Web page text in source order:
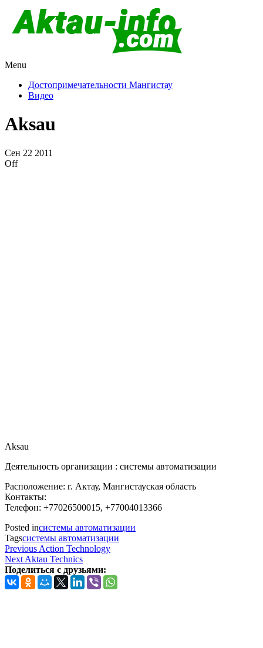
Казахстан
Menu
Достопримечательности Мангистау
Видео
Aksau
Сен 22 2011
Off
Aksau
Деятельность организации : системы автоматизации
Расположение: г. Актау, Мангистауская область
Контакты:
Телефон: +77026500015, +77004013366
Posted inсистемы автоматизации
Tagsсистемы автоматизации
Навигация
по
записям
Previous
Post
Previous Action Technology
Next
Post
Next Aktau Technics
Поделиться с друзьями: